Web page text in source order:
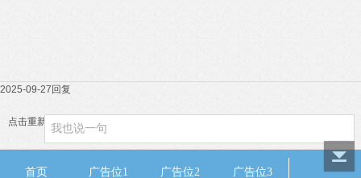
2025-09-27 回复
点击重新加载
首页 广告位1 广告位2 广告位3